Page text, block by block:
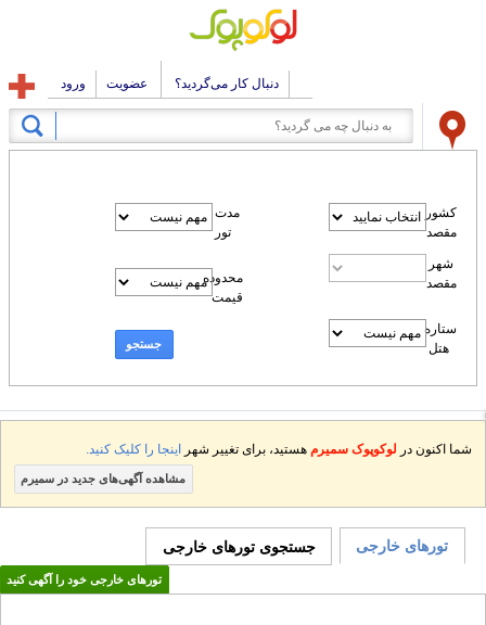
دنبال کار می‌گردید؟ عضویت ورود
کشور
مقصد
شهر
مقصد
ستاره
هتل
مدت
تور
محدوده
قیمت
جستجو
شما اکنون در لوکوپوک سمیرم هستید، برای تغییر شهر اینجا را کلیک کنید.
مشاهده آگهی‌های جدید در سمیرم
تورهای خارجی جستجوی تورهای خارجی
تورهای خارجی خود را آگهی کنید